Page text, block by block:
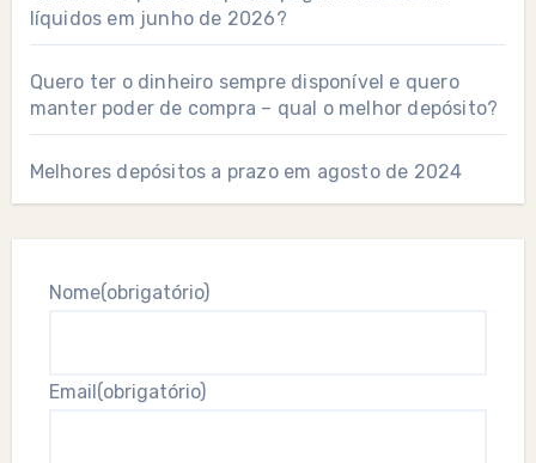
líquidos em junho de 2026?
Quero ter o dinheiro sempre disponível e quero
manter poder de compra – qual o melhor depósito?
Melhores depósitos a prazo em agosto de 2024
Nome(obrigatório)
Email(obrigatório)